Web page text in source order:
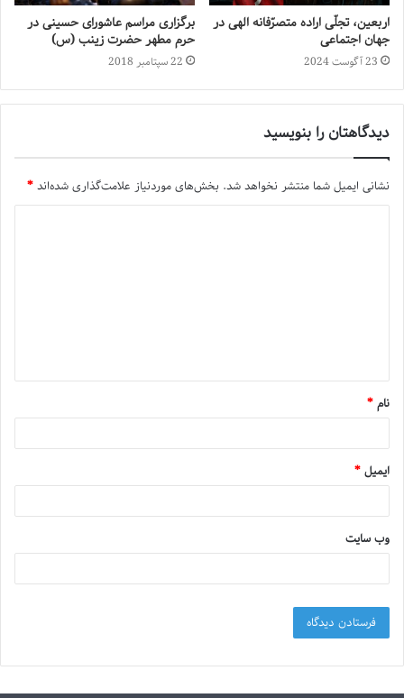
اربعین، تجلّی اراده‌ متصرّفانه‌ الهی در
جهان اجتماعی
23 آگوست 2024
برگزاری مراسم عاشورای حسینی در
حرم مطهر حضرت زینب (س)
22 سپتامبر 2018
دیدگاهتان را بنویسید
نشانی ایمیل شما منتشر نخواهد شد. بخش‌های موردنیاز علامت‌گذاری شده‌اند*
نام*
ایمیل*
وب‌ سایت